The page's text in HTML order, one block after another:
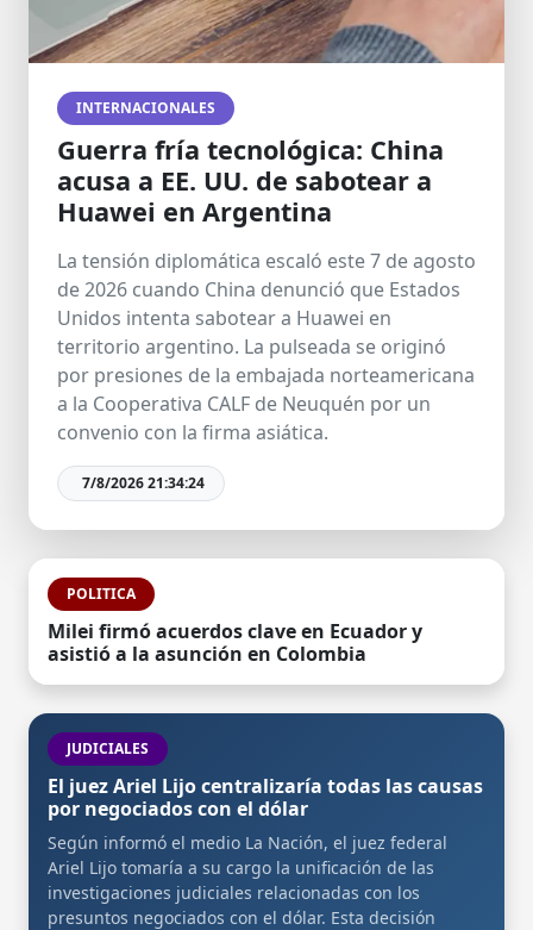
INTERNACIONALES
Guerra fría tecnológica: China
acusa a EE. UU. de sabotear a
Huawei en Argentina
La tensión diplomática escaló este 7 de agosto
de 2026 cuando China denunció que Estados
Unidos intenta sabotear a Huawei en
territorio argentino. La pulseada se originó
por presiones de la embajada norteamericana
a la Cooperativa CALF de Neuquén por un
convenio con la firma asiática.
7/8/2026 21:34:24
POLITICA
Milei firmó acuerdos clave en Ecuador y
asistió a la asunción en Colombia
JUDICIALES
El juez Ariel Lijo centralizaría todas las causas
por negociados con el dólar
Según informó el medio La Nación, el juez federal
Ariel Lijo tomaría a su cargo la unificación de las
investigaciones judiciales relacionadas con los
presuntos negociados con el dólar. Esta decisión